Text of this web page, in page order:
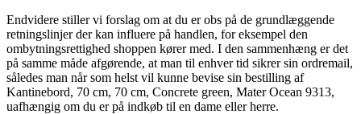
Endvidere stiller vi forslag om at du er obs på de grundlæggende
retningslinjer der kan influere på handlen, for eksempel den
ombytningsrettighed shoppen kører med. I den sammenhæng er det
på samme måde afgørende, at man til enhver tid sikrer sin ordremail,
således man når som helst vil kunne bevise sin bestilling af
Kantinebord, 70 cm, 70 cm, Concrete green, Mater Ocean 9313,
uafhængig om du er på indkøb til en dame eller herre.